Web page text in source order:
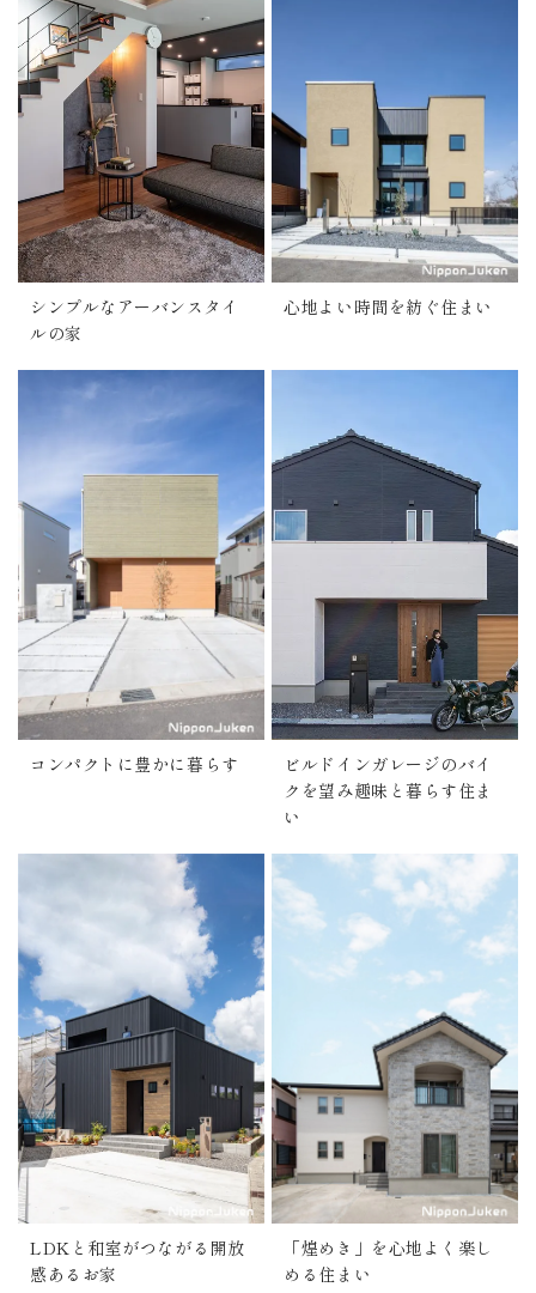
シンプルなアーバンスタイ
ルの家
心地よい時間を紡ぐ住まい
コンパクトに豊かに暮らす
ビルドインガレージのバイ
クを望み趣味と暮らす住ま
い
LDKと和室がつながる開放
感あるお家
「煌めき」を心地よく楽し
める住まい